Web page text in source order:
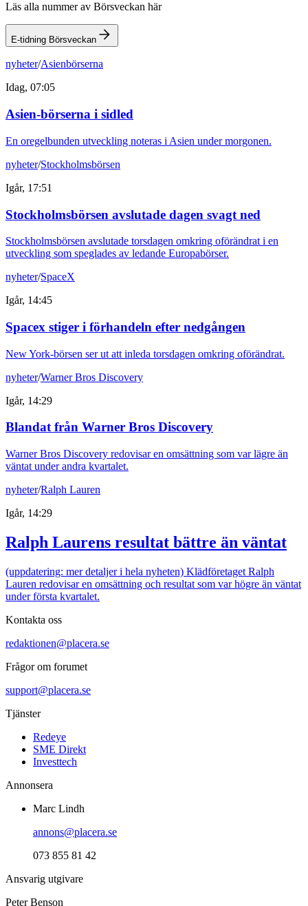
Läs alla nummer av Börsveckan här
E-tidning Börsveckan
nyheter/Asienbörserna
Idag, 07:05
Asien-börserna i sidled
En oregelbunden utveckling noteras i Asien under morgonen.
nyheter/Stockholmsbörsen
Igår, 17:51
Stockholmsbörsen avslutade dagen svagt ned
Stockholmsbörsen avslutade torsdagen omkring oförändrat i en
utveckling som speglades av ledande Europabörser.
nyheter/SpaceX
Igår, 14:45
Spacex stiger i förhandeln efter nedgången
New York-börsen ser ut att inleda torsdagen omkring oförändrat.
nyheter/Warner Bros Discovery
Igår, 14:29
Blandat från Warner Bros Discovery
Warner Bros Discovery redovisar en omsättning som var lägre än
väntat under andra kvartalet.
nyheter/Ralph Lauren
Igår, 14:29
Ralph Laurens resultat bättre än väntat
(uppdatering: mer detaljer i hela nyheten) Klädföretaget Ralph
Lauren redovisar en omsättning och resultat som var högre än väntat
under första kvartalet.
Kontakta oss
redaktionen@placera.se
Frågor om forumet
support@placera.se
Tjänster
Redeye
SME Direkt
Investtech
Annonsera
Marc Lindh
annons@placera.se
073 855 81 42
Ansvarig utgivare
Peter Benson